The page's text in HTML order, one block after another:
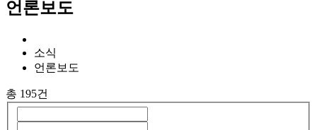
언론보도
소식
언론보도
총 195건